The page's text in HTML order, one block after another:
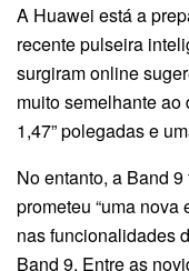
A Huawei está a
recente pulseira
surgiram online
muito semelhante
1,47” polegadas e
No entanto, a Band
prometeu “uma
nas funcionalidades
Band 9. Entre as